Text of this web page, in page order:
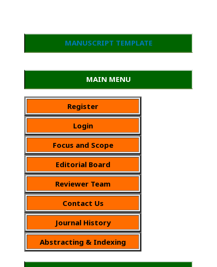
MANUSCRIPT TEMPLATE
MAIN MENU
Register
Login
Focus and Scope
Editorial Board
Reviewer Team
Contact Us
Journal History
Abstracting & Indexing